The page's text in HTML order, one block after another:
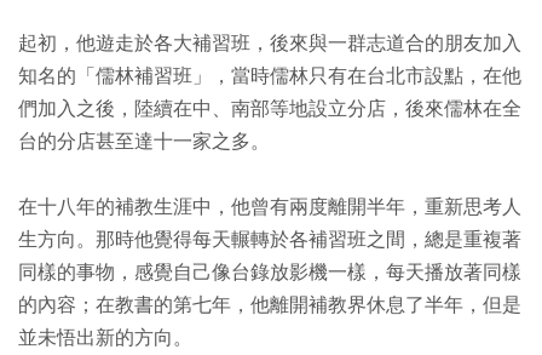
起初，他遊走於各大補習班，後來與一群志道合的朋友加入
知名的「儒林補習班」，當時儒林只有在台北市設點，在他
們加入之後，陸續在中、南部等地設立分店，後來儒林在全
台的分店甚至達十一家之多。
在十八年的補教生涯中，他曾有兩度離開半年，重新思考人
生方向。那時他覺得每天輾轉於各補習班之間，總是重複著
同樣的事物，感覺自己像台錄放影機一樣，每天播放著同樣
的內容；在教書的第七年，他離開補教界休息了半年，但是
並未悟出新的方向。